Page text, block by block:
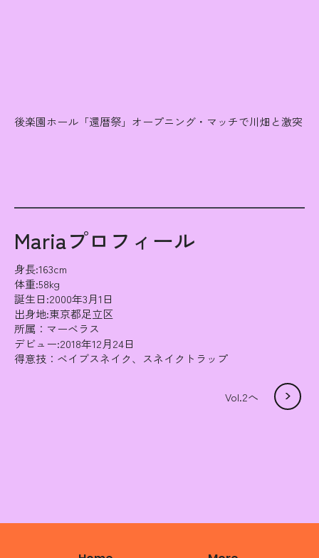
Mariaプロフィール
身長:163cm
体重:58kg
誕生日:2000年3月1日
出身地:東京都足立区
所属：マーベラス
デビュー:2018年12月24日
得意技：ベイブスネイク、スネイクトラップ
後楽園ホール「還暦祭」オープニング・マッチで川畑と激突
Vol.2へ >